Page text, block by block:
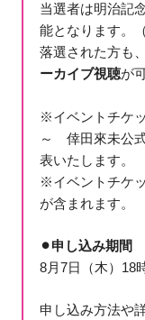
当選者は明治記
能となります。
落選された方も
ーカイブ視聴が
※イベントチケ
～ 倖田來未公
表いたします。
※イベントチケ
が含まれます。
⚫︎申し込み期間
8月7日（木）18
申し込み方法や